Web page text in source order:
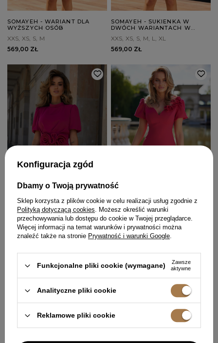
SOMAYEH - WARIANT DLA
WYŻSZYCH OSÓB
XXS XS S M
569,00 ZŁ
SOMAYEH - SUKIENKA W
DWÓCH WARIANTACH W
XXS XS S M L
XL
569,00 ZŁ
MEAD - KOKTAJLOWA
SUKIENKA Z KWIATEM
629,00 ZŁ
UMBRA - SUKIENKA MINI W
INTENSYWNYM RÓŻOWYM
ODCIENIU Z ELASTYCZNĄ
XXS XS
569,00 ZŁ
Konfiguracja zgód
Dbamy o Twoją prywatność
Sklep korzysta z plików cookie w celu realizacji usług zgodnie z
Polityką dotyczącą cookies. Możesz określić warunki
przechowywania lub dostępu do cookie w Twojej przeglądarce.
Więcej informacji na temat warunków i prywatności można
znaleźć także na stronie Prywatność i warunki Google.
Funkcjonalne pliki cookie (wymagane)
Zawsze
aktywne
Analityczne pliki cookie
Reklamowe pliki cookie